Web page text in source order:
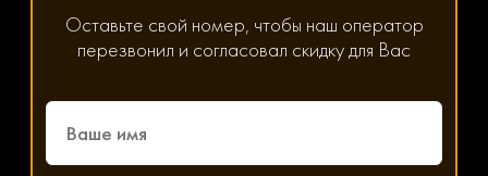
Оставьте свой номер, чтобы наш оператор
перезвонил и согласовал скидку для Вас